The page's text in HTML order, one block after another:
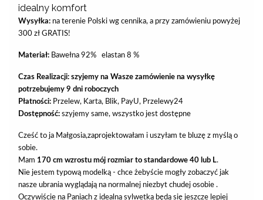
idealny komfort
Wysyłka: na terenie Polski wg cennika, a przy zamówieniu powyżej
300 zł GRATIS!
Materiał: Bawełna 92% elastan 8 %
Czas Realizacji: szyjemy na Wasze zamówienie na wysyłkę
potrzebujemy 9 dni roboczych
Płatności: Przelew, Karta, Blik, PayU, Przelewy24
Dostępność: szyjemy same, wszystko jest dostępne
Cześć to ja Małgosia,zaprojektowałam i uszyłam te bluzę z myślą o
sobie.
Mam 170 cm wzrostu mój rozmiar to standardowe 40 lub L.
Nie jestem typową modelką - chce żebyście mogły zobaczyć jak
nasze ubrania wyglądają na normalnej niezbyt chudej osobie .
Oczywiście na Paniach z idealną sylwetką będą się jeszcze lepiej